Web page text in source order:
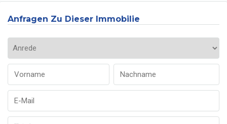
Anfragen Zu Dieser Immobilie